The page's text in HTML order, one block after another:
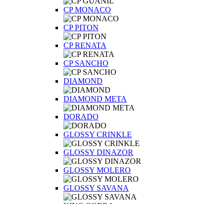
CP MONACO
CP PITON
CP RENATA
CP SANCHO
DIAMOND
DIAMOND META
DORADO
GLOSSY CRINKLE
GLOSSY DINAZOR
GLOSSY MOLERO
GLOSSY SAVANA